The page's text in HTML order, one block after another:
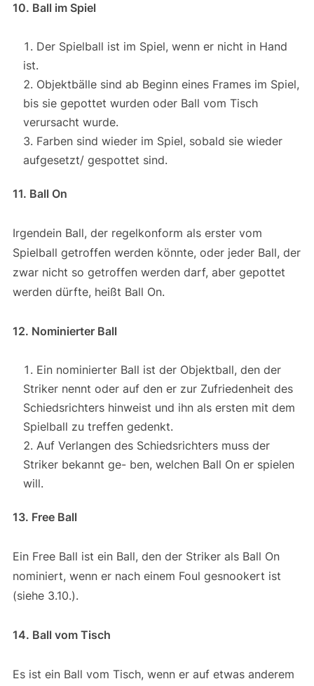
10. Ball im Spiel
Der Spielball ist im Spiel, wenn er nicht in Hand
ist.
Objektbälle sind ab Beginn eines Frames im Spiel,
bis sie gepottet wurden oder Ball vom Tisch
verursacht wurde.
Farben sind wieder im Spiel, sobald sie wieder
aufgesetzt/ gespottet sind.
11. Ball On
Irgendein Ball, der regelkonform als erster vom
Spielball getroffen werden könnte, oder jeder Ball, der
zwar nicht so getroffen werden darf, aber gepottet
werden dürfte, heißt Ball On.
12. Nominierter Ball
Ein nominierter Ball ist der Objektball, den der
Striker nennt oder auf den er zur Zufriedenheit des
Schiedsrichters hinweist und ihn als ersten mit dem
Spielball zu treffen gedenkt.
Auf Verlangen des Schiedsrichters muss der
Striker bekannt ge- ben, welchen Ball On er spielen
will.
13. Free Ball
Ein Free Ball ist ein Ball, den der Striker als Ball On
nominiert, wenn er nach einem Foul gesnookert ist
(siehe 3.10.).
14. Ball vom Tisch
Es ist ein Ball vom Tisch, wenn er auf etwas anderem